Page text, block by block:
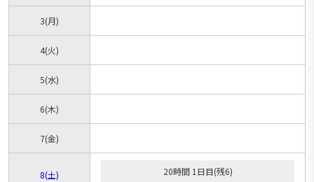
3(月)
4(火)
5(水)
6(木)
7(金)
8(土) 20時間 1日目(残6)